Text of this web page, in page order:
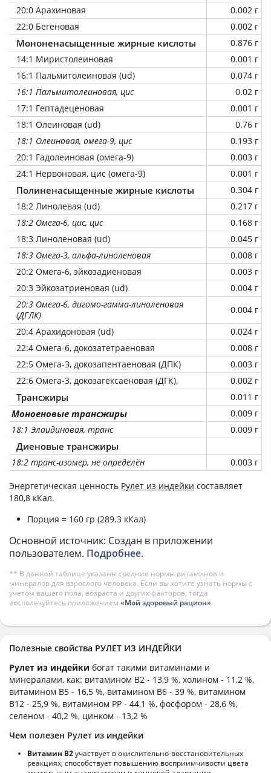
20:0 Арахиновая
0.002 г
22:0 Бегеновая
0.002 г
Мононенасыщенные жирные кислоты
0.876 г
14:1 Миристолеиновая
0.001 г
16:1 Пальмитолеиновая (ud)
0.074 г
16:1 Пальмитолеиновая, цис
0.02 г
17:1 Гептадеценовая
0.001 г
18:1 Олеиновая (ud)
0.76 г
18:1 Олеиновая, омега-9, цис
0.193 г
20:1 Гадолеиновая (омега-9)
0.003 г
24:1 Нервоновая, цис (омега-9)
0.001 г
Полиненасыщенные жирные кислоты
0.304 г
18:2 Линолевая (ud)
0.217 г
18:2 Омега-6, цис, цис
0.168 г
18:3 Линоленовая (ud)
0.045 г
18:3 Омега-3, альфа-линоленовая
0.008 г
20:2 Омега-6, эйкозадиеновая
0.003 г
20:3 Эйкозатриеновая (ud)
0.004 г
20:3 Омега-6, дигомо-гамма-линоленовая
(ДГЛК)
0.004 г
20:4 Арахидоновая (ud)
0.024 г
22:4 Омега-6, докозатетраеновая
0.008 г
22:5 Омега-3, докозапентаеновая (ДПК)
0.003 г
22:6 Омега-3, докозагексаеновая (ДГК),
0.002 г
Трансжиры 0.011 г
Моноеновые трансжиры
0.009 г
18:1 Элаидиновая, транс
0.009 г
Диеновые трансжиры
18:2 транс-изомер, не определён 0.003 г
Энергетическая ценность Рулет из индейки составляет
180,8 кКал.
Порция = 160 гр (289.3 кКал)
Основной источник: Создан в приложении
пользователем. Подробнее.
** В данной таблице указаны средние нормы витаминов и
минералов для взрослого человека. Если вы хотите узнать нормы с
учетом вашего пола, возраста и других факторов, тогда
воспользуйтесь приложением «Мой здоровый рацион».
Полезные свойства РУЛЕТ ИЗ ИНДЕЙКИ
Рулет из индейки богат такими витаминами и
минералами, как: витамином B2 - 13,9 %, холином - 11,2 %,
витамином B5 - 16,5 %, витамином B6 - 39 %, витамином
B12 - 25,9 %, витамином PP - 44,1 %, фосфором - 28,6 %,
селеном - 40,2 %, цинком - 13,2 %
Чем полезен Рулет из индейки
Витамин В2участвует в окислительно-восстановительных
реакциях, способствует повышению восприимчивости цвета